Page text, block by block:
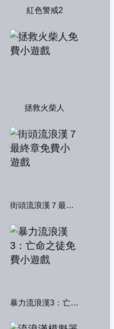
紅色警戒2
拯救火柴人
街頭流浪漢７最終章
暴力流浪漢3：亡命之徒